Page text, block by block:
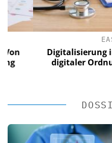
EASY
Digitalisierung im
digitaler